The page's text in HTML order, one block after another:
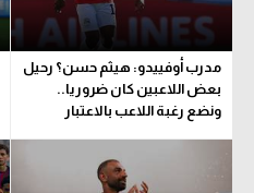
مدرب أوفييدو: هيثم حسن؟ رحيل
بعض اللاعبين كان ضروريا..
ونضع رغبة اللاعب بالاعتبار